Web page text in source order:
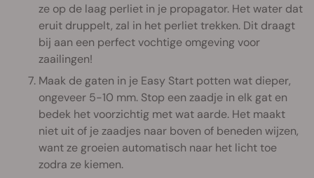
ze op de laag perliet in je propagator. Het water dat
eruit druppelt, zal in het perliet trekken. Dit draagt
bij aan een perfect vochtige omgeving voor
zaailingen!
Maak de gaten in je Easy Start potten wat dieper,
ongeveer 5-10 mm. Stop een zaadje in elk gat en
bedek het voorzichtig met wat aarde. Het maakt
niet uit of je zaadjes naar boven of beneden wijzen,
want ze groeien automatisch naar het licht toe
zodra ze kiemen.